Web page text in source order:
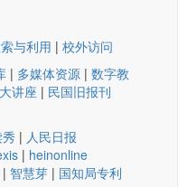
与利用 | 校外访问
| 多媒体资源 | 数字教
讲座 | 民国旧报刊
| 人民日报
| heinonline
| 智慧芽 | 国知局专利